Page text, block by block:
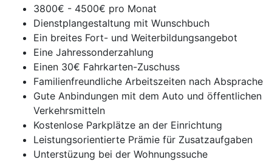
3800€ - 4500€ pro Monat
Dienstplangestaltung mit Wunschbuch
Ein breites Fort- und Weiterbildungsangebot
Eine Jahressonderzahlung
Einen 30€ Fahrkarten-Zuschuss
Familienfreundliche Arbeitszeiten nach Absprache
Gute Anbindungen mit dem Auto und öffentlichen
Verkehrsmitteln
Kostenlose Parkplätze an der Einrichtung
Leistungsorientierte Prämie für Zusatzaufgaben
Unterstüzung bei der Wohnungssuche